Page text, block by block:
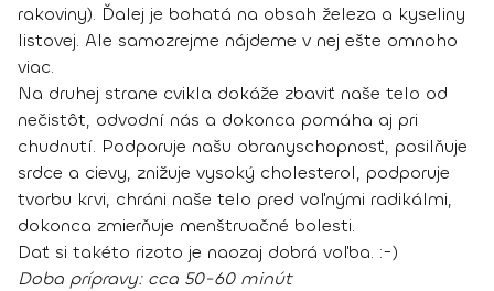
rakoviny). Ďalej je bohatá na obsah železa a kyseliny
listovej. Ale samozrejme nájdeme v nej ešte omnoho
viac.
Na druhej strane cvikla dokáže zbaviť naše telo od
nečistôt, odvodní nás a dokonca pomáha aj pri
chudnutí. Podporuje našu obranyschopnosť, posilňuje
srdce a cievy, znižuje vysoký cholesterol, podporuje
tvorbu krvi, chráni naše telo pred voľnými radikálmi,
dokonca zmierňuje menštruačné bolesti.
Dať si takéto rizoto je naozaj dobrá voľba. :-)
Doba prípravy:cca 50-60 minút